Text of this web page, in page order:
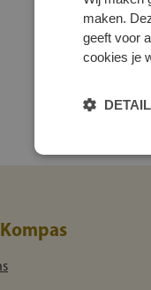
maken.
geeft voor
cookies je